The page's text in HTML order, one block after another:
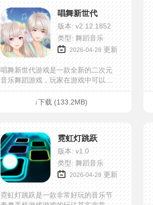
唱舞新世代
版本: v2.12.1852
类型: 舞蹈音乐
2026-04-28 更新
唱舞新世代游戏是一款全新的二次元
音乐舞蹈游戏，玩家在游戏中可以跟
着音乐的节奏，当你完成任务还可以
获得红包哦。优美多样的音乐搭配也
↓下载 (133.2MB)
霓虹灯跳跃
版本: v1.0
类型: 舞蹈音乐
2026-04-28 更新
霓虹灯跳跃是一款非常好玩的音乐节